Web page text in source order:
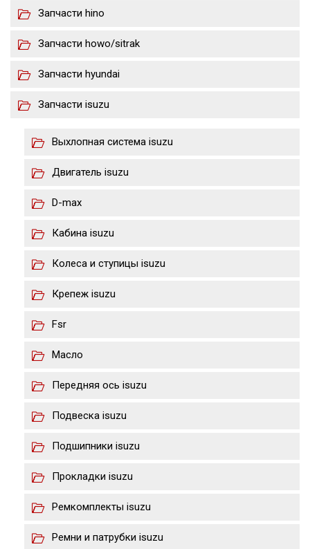
Запчасти hino
Запчасти howo/sitrak
Запчасти hyundai
Запчасти isuzu
Выхлопная система isuzu
Двигатель isuzu
D-max
Кабина isuzu
Колеса и ступицы isuzu
Крепеж isuzu
Fsr
Масло
Передняя ось isuzu
Подвеска isuzu
Подшипники isuzu
Прокладки isuzu
Ремкомплекты isuzu
Ремни и патрубки isuzu